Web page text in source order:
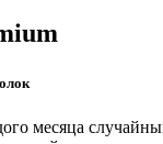
месяца